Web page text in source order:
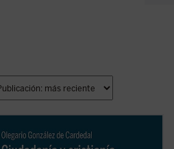
Los hombres tenemos siempre la vida
por hacer, los ciudadanos tenemos